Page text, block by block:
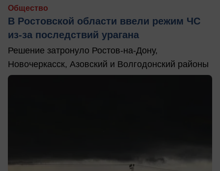
Общество
В Ростовской области ввели режим ЧС
из-за последствий урагана
Решение затронуло Ростов-на-Дону,
Новочеркасск, Азовский и Волгодонский районы